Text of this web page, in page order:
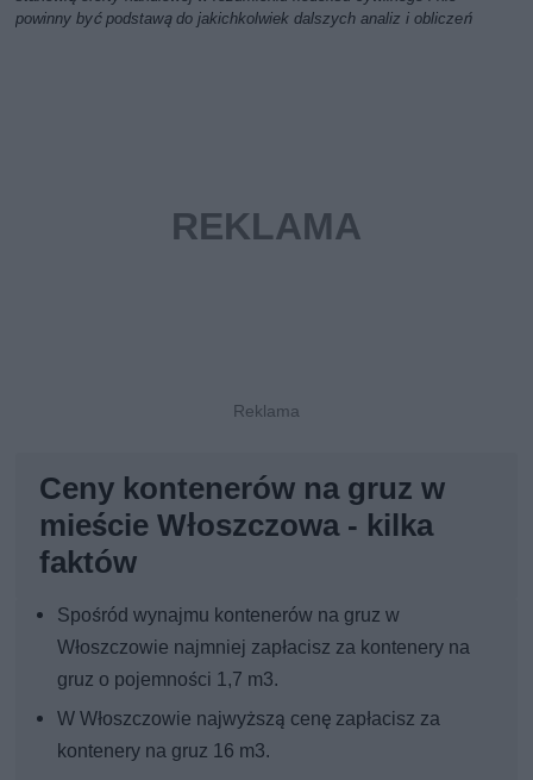
powinny być podstawą do jakichkolwiek dalszych analiz i obliczeń
Ceny kontenerów na gruz w
mieście Włoszczowa - kilka
faktów
Spośród wynajmu kontenerów na gruz w
Włoszczowie najmniej zapłacisz za kontenery na
gruz o pojemności 1,7 m3.
W Włoszczowie najwyższą cenę zapłacisz za
kontenery na gruz 16 m3.